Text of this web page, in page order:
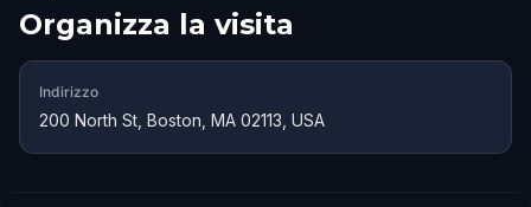
Organizza la visita
Indirizzo
200 North St, Boston, MA 02113, USA